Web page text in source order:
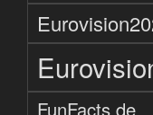
FunFacts de